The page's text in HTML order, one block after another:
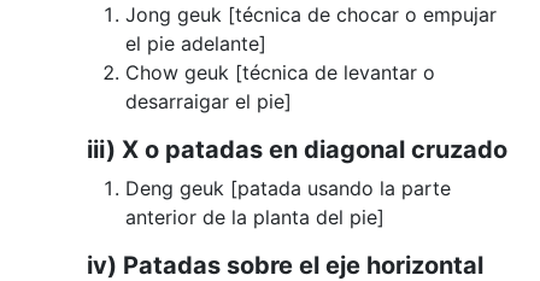
Jong geuk [técnica de chocar o empujar
el pie adelante]
Chow geuk [técnica de levantar o
desarraigar el pie]
iii) X o patadas en diagonal cruzado
Deng geuk [patada usando la parte
anterior de la planta del pie]
iv) Patadas sobre el eje horizontal